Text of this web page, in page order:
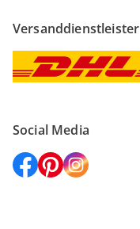
Versanddienstleister
Social Media